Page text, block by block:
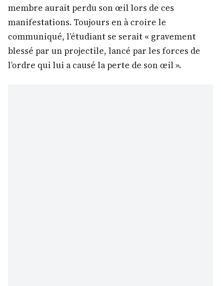
membre aurait perdu son œil lors de ces
manifestations. Toujours en à croire le
communiqué, l’étudiant se serait « gravement
blessé par un projectile, lancé par les forces de
l’ordre qui lui a causé la perte de son œil ».